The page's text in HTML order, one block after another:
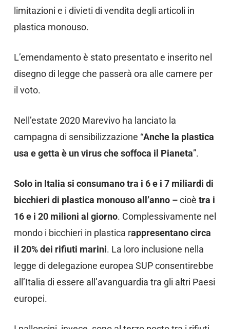
limitazioni e i divieti di vendita degli articoli in
plastica monouso.
L’emendamento è stato presentato e inserito nel
disegno di legge che passerà ora alle camere per
il voto.
Nell’estate 2020 Marevivo ha lanciato la
campagna di sensibilizzazione “Anche la plastica
usa e getta è un virus che soffoca il Pianeta”.
Solo in Italia si consumano tra i 6 e i 7 miliardi di
bicchieri di plastica monouso all’anno –cioè tra i
16 e i 20 milioni al giorno. Complessivamente nel
mondo i bicchieri in plastica rappresentano circa
il 20% dei rifiuti marini. La loro inclusione nella
legge di delegazione europea SUP consentirebbe
all’Italia di essere all’avanguardia tra gli altri Paesi
europei.